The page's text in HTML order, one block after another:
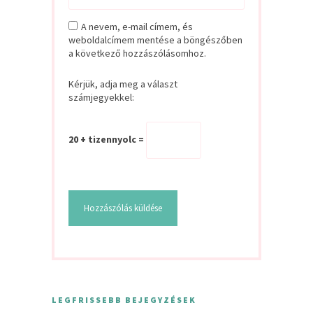
A nevem, e-mail címem, és
weboldalcímem mentése a böngészőben
a következő hozzászólásomhoz.
Kérjük, adja meg a választ
számjegyekkel:
20 + tizennyolc =
LEGFRISSEBB BEJEGYZÉSEK